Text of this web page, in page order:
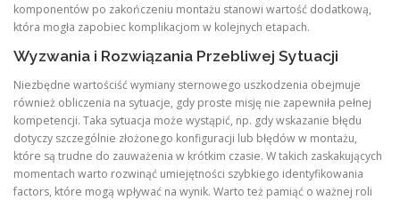
komponentów po zakończeniu montażu stanowi wartość dodatkową,
która mogła zapobiec komplikacjom w kolejnych etapach.
Wyzwania i Rozwiązania Przebliwej Sytuacji
Niezbędne wartościść wymiany sternowego uszkodzenia obejmuje
również obliczenia na sytuacje, gdy proste misję nie zapewniła pełnej
kompetencji. Taka sytuacja może wystąpić, np. gdy wskazanie błędu
dotyczy szczególnie złożonego konfiguracji lub błędów w montażu,
które są trudne do zauważenia w krótkim czasie. W takich zaskakujących
momentach warto rozwinąć umiejętności szybkiego identyfikowania
factors, które mogą wpływać na wynik. Warto też pamiąć o ważnej roli